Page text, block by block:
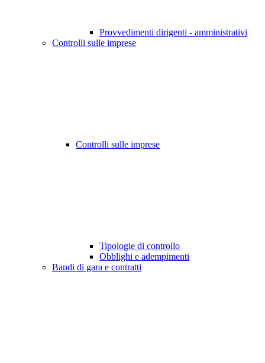
Provvedimenti dirigenti - amministrativi
Controlli sulle imprese
Controlli sulle imprese
Tipologie di controllo
Obblighi e adempimenti
Bandi di gara e contratti